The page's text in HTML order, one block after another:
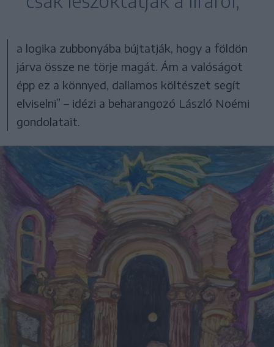
a logika zubbonyába bújtatják, hogy a földön
járva össze ne törje magát. Ám a valóságot
épp ez a könnyed, dallamos költészet segít
elviselni” – idézi a beharangozó László Noémi
gondolatait.